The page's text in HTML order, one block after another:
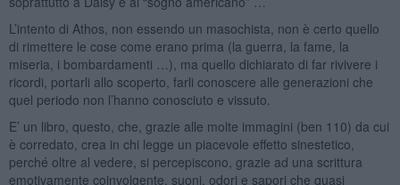
L’intento di Athos, non essendo un masochista, non è certo quello
di rimettere le cose come erano prima (la guerra, la fame, la
miseria, i bombardamenti …), ma quello dichiarato di far rivivere i
ricordi, portarli allo scoperto, farli conoscere alle generazioni che
quel periodo non l’hanno conosciuto e vissuto.
E’ un libro, questo, che, grazie alle molte immagini (ben 110) da cui
è corredato, crea in chi legge un piacevole effetto sinestetico,
perché oltre al vedere, si percepiscono, grazie ad una scrittura
emotivamente coinvolgente, suoni, odori e sapori che quasi